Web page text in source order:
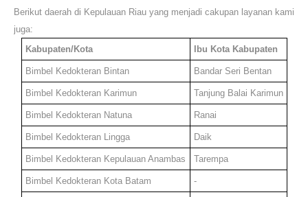
Berikut daerah di Kepulauan Riau yang menjadi cakupan layanan kami
juga:
Kabupaten/Kota
Ibu Kota Kabupaten
Bimbel Kedokteran Bintan Bandar Seri Bentan
Bimbel Kedokteran Karimun Tanjung Balai Karimun
Bimbel Kedokteran Natuna Ranai
Bimbel Kedokteran Lingga Daik
Bimbel Kedokteran Kepulauan Anambas Tarempa
Bimbel Kedokteran Kota Batam -